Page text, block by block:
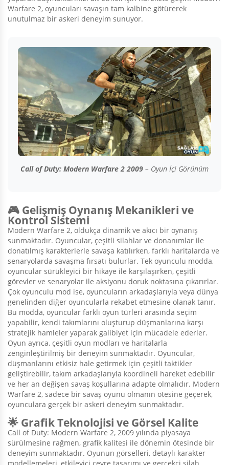
Warfare 2, oyuncuları savaşın tam kalbine götürerek
unutulmaz bir askeri deneyim sunuyor.
Call of Duty: Modern Warfare 2 2009 – Oyun İçi Görünüm
🎮 Gelişmiş Oynanış Mekanikleri ve
Kontrol Sistemi
Modern Warfare 2, oldukça dinamik ve akıcı bir oynanış
sunmaktadır. Oyuncular, çeşitli silahlar ve donanımlar ile
donatılmış karakterlerle savaşa katılırken, farklı haritalarda ve
senaryolarda savaşma fırsatı bulurlar. Tek oyunculu modda,
oyuncular sürükleyici bir hikaye ile karşılaşırken, çeşitli
görevler ve senaryolar ile aksiyonu doruk noktasına çıkarırlar.
Çok oyunculu mod ise, oyuncuların arkadaşlarıyla veya dünya
genelinden diğer oyuncularla rekabet etmesine olanak tanır.
Bu modda, oyuncular farklı oyun türleri arasında seçim
yapabilir, kendi takımlarını oluşturup düşmanlarına karşı
stratejik hamleler yaparak galibiyet için mücadele ederler.
Oyun ayrıca, çeşitli oyun modları ve haritalarla
zenginleştirilmiş bir deneyim sunmaktadır. Oyuncular,
düşmanlarını etkisiz hale getirmek için çeşitli taktikler
geliştirebilir, takım arkadaşlarıyla koordineli hareket edebilir
ve her an değişen savaş koşullarına adapte olmalıdır. Modern
Warfare 2, sadece bir savaş oyunu olmanın ötesine geçerek,
oyunculara gerçek bir askeri deneyim sunmaktadır.
🌟 Grafik Teknolojisi ve Görsel Kalite
Call of Duty: Modern Warfare 2, 2009 yılında piyasaya
sürülmesine rağmen, grafik kalitesi ile dönemin ötesinde bir
deneyim sunmaktadır. Oyunun görselleri, detaylı karakter
modellemeleri, etkileyici çevre tasarımı ve gerçekçi silah